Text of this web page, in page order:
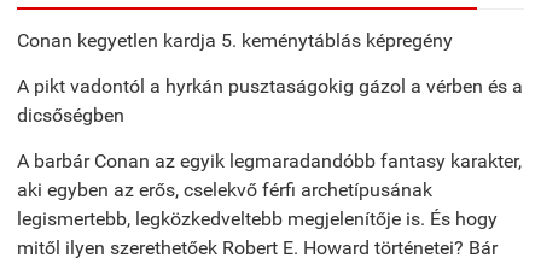
Conan kegyetlen kardja 5. keménytáblás képregény
A pikt vadontól a hyrkán pusztaságokig gázol a vérben és a
dicsőségben
A barbár Conan az egyik legmaradandóbb fantasy karakter,
aki egyben az erős, cselekvő férfi archetípusának
legismertebb, legközkedveltebb megjelenítője is. És hogy
mitől ilyen szerethetőek Robert E. Howard történetei? Bár